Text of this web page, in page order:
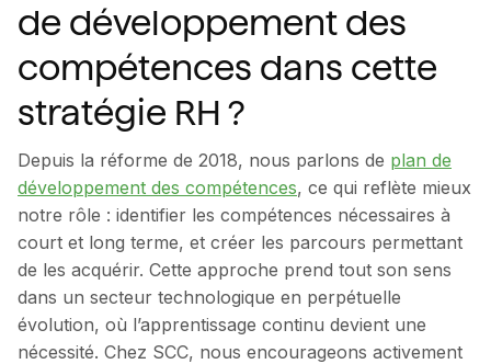
de développement des
compétences dans cette
stratégie RH ?
Depuis la réforme de 2018, nous parlons de plan de
développement des compétences, ce qui reflète mieux
notre rôle : identifier les compétences nécessaires à
court et long terme, et créer les parcours permettant
de les acquérir. Cette approche prend tout son sens
dans un secteur technologique en perpétuelle
évolution, où l’apprentissage continu devient une
nécessité. Chez SCC, nous encourageons activement